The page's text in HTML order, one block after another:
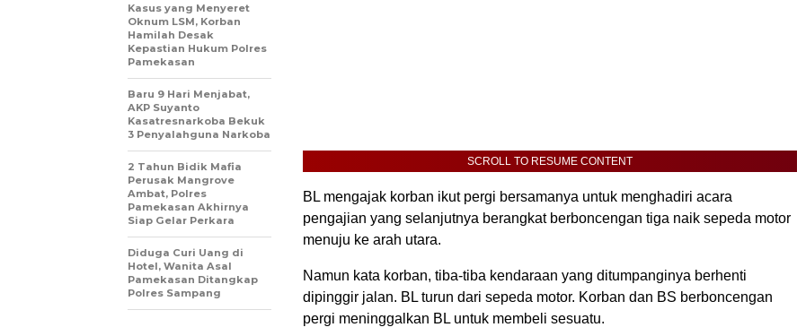
SCROLL TO RESUME CONTENT
BL mengajak korban ikut pergi bersamanya untuk menghadiri acara
pengajian yang selanjutnya berangkat berboncengan tiga naik sepeda motor
menuju ke arah utara.
Namun kata korban, tiba-tiba kendaraan yang ditumpanginya berhenti
dipinggir jalan. BL turun dari sepeda motor. Korban dan BS berboncengan
pergi meninggalkan BL untuk membeli sesuatu.
Kasus yang Menyeret
Oknum LSM, Korban
Hamilah Desak
Kepastian Hukum Polres
Pamekasan
Baru 9 Hari Menjabat,
AKP Suyanto
Kasatresnarkoba Bekuk
3 Penyalahguna Narkoba
2 Tahun Bidik Mafia
Perusak Mangrove
Ambat, Polres
Pamekasan Akhirnya
Siap Gelar Perkara
Diduga Curi Uang di
Hotel, Wanita Asal
Pamekasan Ditangkap
Polres Sampang